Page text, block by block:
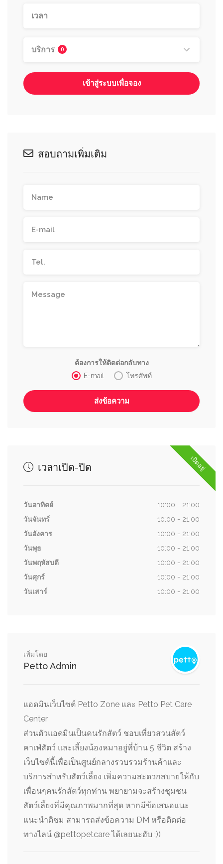
บริการ 0
เข้าสู่ระบบเพื่อจอง
สอบถามเพิ่มเติม
ต้องการให้ติดต่อกลับทาง
E-mail
โทรศัพท์
เปิดอยู่
เวลาเปิด-ปิด
วันอาทิตย์
10:00 - 21:00
วันจันทร์
10:00 - 21:00
วันอังคาร
10:00 - 21:00
วันพุธ
10:00 - 21:00
วันพฤหัสบดี
10:00 - 21:00
วันศุกร์
10:00 - 21:00
วันเสาร์
10:00 - 21:00
เพิ่มโดย
Petto Admin
แอดมินเว็บไซต์ Petto Zone และ Petto Pet Care
Center
ส่วนตัวแอดมินเป็นคนรักสัตว์ ชอบเที่ยวสวนสัตว์
คาเฟ่สัตว์ และเลี้ยงน้องหมาอยู่ที่บ้าน 5 ชีวิต สร้าง
เว็บไซต์นี้เพื่อเป็นศูนย์กลางรวบรวมร้านค้าและ
บริการสำหรับสัตว์เลี้ยง เพิ่มความสะดวกสบายให้กับ
เพื่อนๆคนรักสัตว์ทุกท่าน พยายามจะสร้างชุมชน
สัตว์เลี้ยงที่มีคุณภาพมากที่สุด หากมีข้อเสนอแนะ
แนะนำติชม สามารถส่งข้อความ DM หรือติดต่อ
ทางไลน์ @pettopetcare ได้เลยนะฮับ ;))